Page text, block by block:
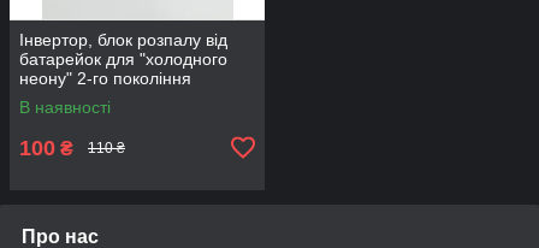
Інвертор, блок розпалу від
батарейок для "холодного
неону" 2-го покоління
В наявності
100 ₴ 110 ₴
Про нас